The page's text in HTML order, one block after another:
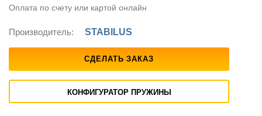
Оплата по счету или картой онлайн
Производитель: STABILUS
СДЕЛАТЬ ЗАКАЗ
КОНФИГУРАТОР ПРУЖИНЫ